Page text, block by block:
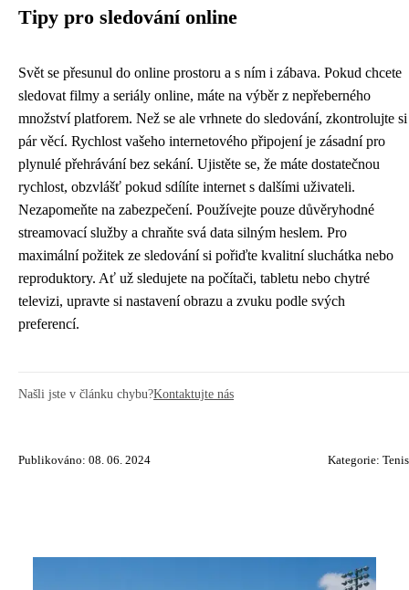
Tipy pro sledování online
Svět se přesunul do online prostoru a s ním i zábava. Pokud chcete
sledovat filmy a seriály online, máte na výběr z nepřeberného
množství platforem. Než se ale vrhnete do sledování, zkontrolujte si
pár věcí. Rychlost vašeho internetového připojení je zásadní pro
plynulé přehrávání bez sekání. Ujistěte se, že máte dostatečnou
rychlost, obzvlášť pokud sdílíte internet s dalšími uživateli.
Nezapomeňte na zabezpečení. Používejte pouze důvěryhodné
streamovací služby a chraňte svá data silným heslem. Pro
maximální požitek ze sledování si pořiďte kvalitní sluchátka nebo
reproduktory. Ať už sledujete na počítači, tabletu nebo chytré
televizi, upravte si nastavení obrazu a zvuku podle svých
preferencí.
Našli jste v článku chybu?Kontaktujte nás
Publikováno: 08. 06. 2024 Kategorie: Tenis